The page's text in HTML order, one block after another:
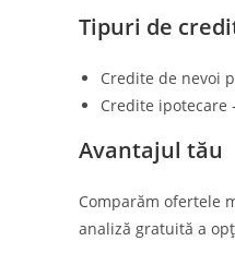
Tipuri de
Credite de nevoi
Credite
Avantajul tău
Comparăm ofertele
analiză gratuită a